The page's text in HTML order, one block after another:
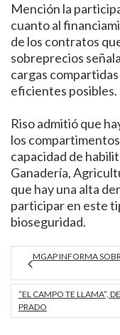
Mención la
cuanto al
de los contratos
sobreprecios
cargas
eficientes posibles.
Riso admitió que
los
capacidad de
Ganadería,
que hay una alta
participar en este
bioseguridad.
MGAP INFORMA
“EL CAMPO TE LLAMA”,
PRADO